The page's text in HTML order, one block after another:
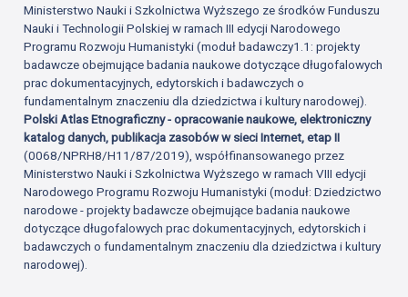
Ministerstwo Nauki i Szkolnictwa Wyższego ze środków Funduszu
Nauki i Technologii Polskiej w ramach III edycji Narodowego
Programu Rozwoju Humanistyki (moduł badawczy1.1: projekty
badawcze obejmujące badania naukowe dotyczące długofalowych
prac dokumentacyjnych, edytorskich i badawczych o
fundamentalnym znaczeniu dla dziedzictwa i kultury narodowej).
Polski Atlas Etnograficzny - opracowanie naukowe, elektroniczny
katalog danych, publikacja zasobów w sieci Internet, etap II
(0068/NPRH8/H11/87/2019), współfinansowanego przez
Ministerstwo Nauki i Szkolnictwa Wyższego w ramach VIII edycji
Narodowego Programu Rozwoju Humanistyki (moduł: Dziedzictwo
narodowe - projekty badawcze obejmujące badania naukowe
dotyczące długofalowych prac dokumentacyjnych, edytorskich i
badawczych o fundamentalnym znaczeniu dla dziedzictwa i kultury
narodowej).